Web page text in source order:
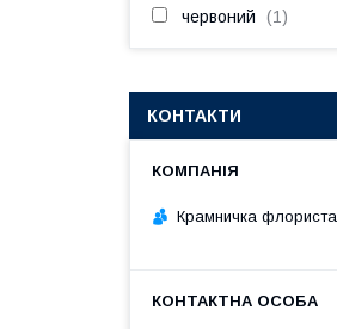
червоний 1
КОНТАКТИ
Крамничка флориста